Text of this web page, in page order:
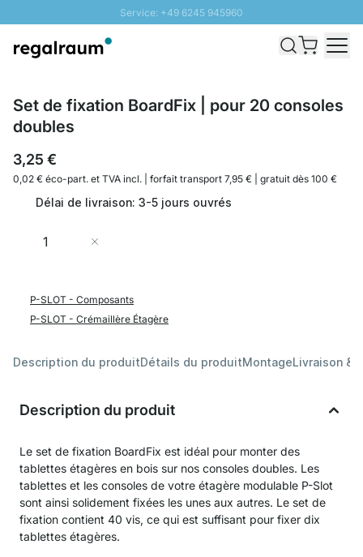
Service: +49 6245 945960
Livraison rapide - Livraison gratuite dès 100€
Set de fixation BoardFix | pour 20 consoles
doubles
3,25 €
0,02 € éco-part. et TVA incl. | forfait transport 7,95 € | gratuit dès 100 €
Délai de livraison: 3-5 jours ouvrés
Quantité
P-SLOT - Composants
P-SLOT - Crémaillère Étagère
Description du produitDétails du produitMontageLivraison &
Description du produit
Le set de fixation BoardFix est idéal pour monter des
tablettes étagères en bois sur nos consoles doubles. Les
tablettes et les consoles de votre étagère modulable P-Slot
sont ainsi solidement fixées les unes aux autres. Le set de
fixation contient 40 vis, ce qui est suffisant pour fixer dix
tablettes étagères.